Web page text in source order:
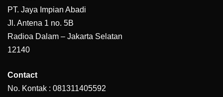
PT. Jaya Impian Abadi
Jl. Antena 1 no. 5B
Radioa Dalam – Jakarta Selatan
12140
Contact
No. Kontak : 081311405592